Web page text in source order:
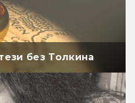
без Толкина